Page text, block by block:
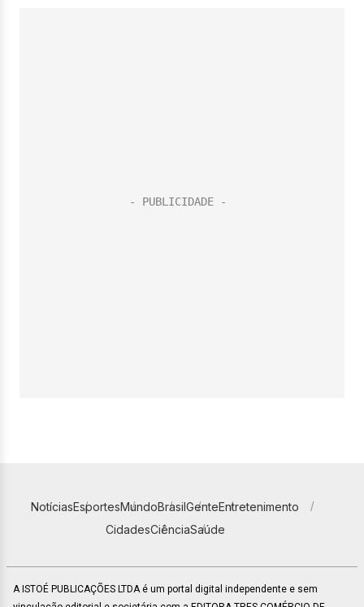
NotíciasEsportesMundoBrasilGenteEntretenimento
CidadesCiênciaSaúde
A ISTOÉ PUBLICAÇÕES LTDA é um portal digital independente e sem